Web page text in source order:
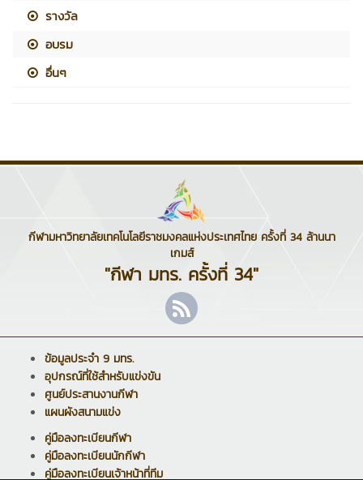
รางวัล
อบรม
อื่นๆ
กีฬามหาวิทยาลัยเทคโนโลยีราชมงคลแห่งประเทศไทย ครั้งที่ 34 ล้านนา
เกมส์
"กีฬา มทร. ครั้งที่ 34"
ข้อมูลประจำ 9 มทร.
อุปกรณ์ที่ใช้สำหรับแข่งขัน
ศูนย์ประสานงานกีฬา
แผนผังสนามแข่ง
คู่มือลงทะเบียนกีฬา
คู่มือลงทะเบียนนักกีฬา
คู่มือลงทะเบียนเจ้าหน้าที่ทีม